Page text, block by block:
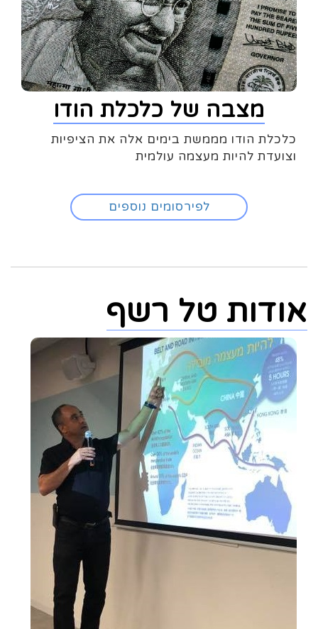
מצבה של כלכלת הודו
כלכלת הודו מממשת בימים אלה את הציפיות
וצועדת להיות מעצמה עולמית
לפירסומים נוספים
אודות טל רשף